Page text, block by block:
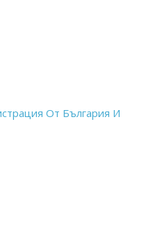
От България И